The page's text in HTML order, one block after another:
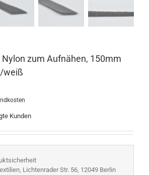
zum Aufnähen, 150mm
weiß
Kunden
Lichtenrader Str. 56, 12049 Berlin